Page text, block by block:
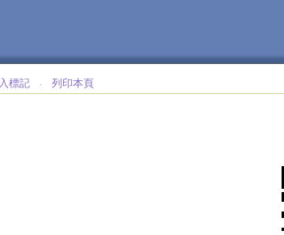
標記 ‧
列印本頁